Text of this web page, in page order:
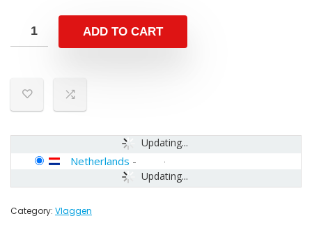
ADD TO CART
Updating...
Updating...
Netherlands -
Category: Vlaggen